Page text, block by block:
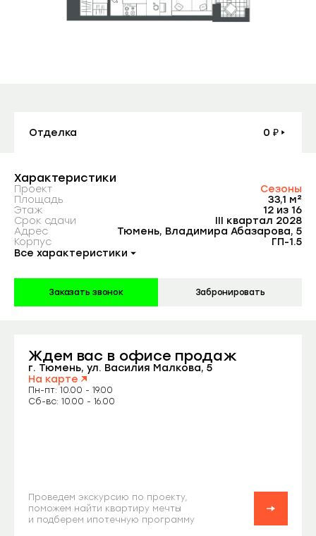
Компания
Партнерам
Подписывайтесь
Заказать звонок
Заказать консультацию
Отделка 0 ₽
Характеристики
Проект
Сезоны
Площадь
33,1 м²
Этаж
12 из 16
Срок сдачи
III квартал 2028
Адрес
Тюмень, Владимира Абазарова, 5
Корпус
ГП-1.5
Все характеристики
Заказать звонок Забронировать
Ждем вас в офисе продаж
г. Тюмень, ул. Василия Малкова, 5
На карте
Пн-пт: 10.00 - 19.00
Сб-вс: 10.00 - 16.00
Проведем экскурсию по проекту,
поможем найти квартиру мечты
и подберем ипотечную программу